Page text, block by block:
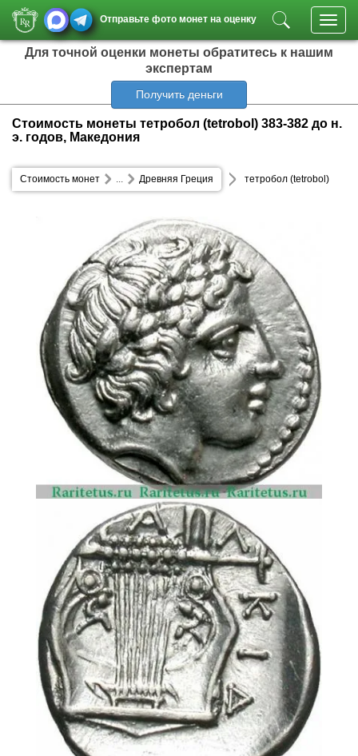
Отправьте фото монет на оценку
Для точной оценки монеты обратитесь к нашим
экспертам
Получить деньги
Стоимость монеты тетробол (tetrobol) 383-382 до н.
э. годов, Македония
Стоимость монет Древняя Греция
... тетробол (tetrobol)